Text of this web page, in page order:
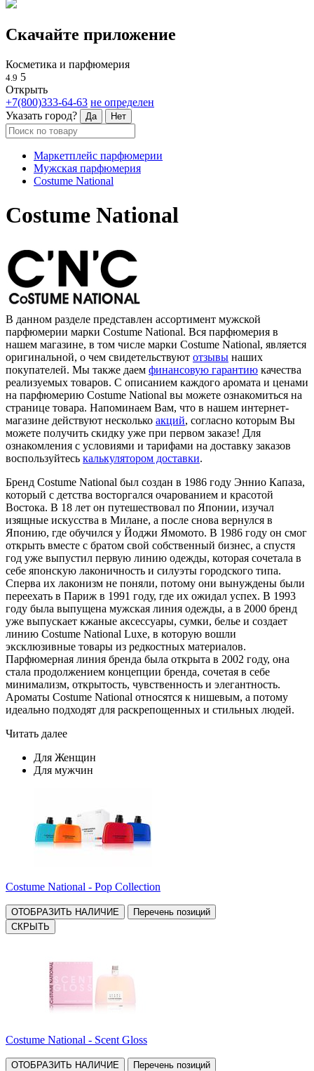
Скачайте приложение
Косметика и парфюмерия
4.9 5
Открыть
+7(800)333-64-63 не определен
Указать город?
Да Нет
Маркетплейс парфюмерии
Мужская парфюмерия
Costume National
Costume National
В данном разделе представлен ассортимент мужской
парфюмерии марки Costume National. Вся парфюмерия в
нашем магазине, в том числе марки Costume National, является
оригинальной, о чем свидетельствуют отзывы наших
покупателей. Мы также даем финансовую гарантию качества
реализуемых товаров. С описанием каждого аромата и ценами
на парфюмерию Costume National вы можете ознакомиться на
странице товара. Напоминаем Вам, что в нашем интернет-
магазине действуют несколько акций, согласно которым Вы
можете получить скидку уже при первом заказе! Для
ознакомления с условиями и тарифами на доставку заказов
воспользуйтесь калькулятором доставки.
Бренд Costume National был создан в 1986 году Эннио Капаза,
который с детства восторгался очарованием и красотой
Востока. В 18 лет он путешествовал по Японии, изучал
изящные искусства в Милане, а после снова вернулся в
Японию, где обучился у Йоджи Ямомото. В 1986 году он смог
открыть вместе с братом свой собственный бизнес, а спустя
год уже выпустил первую линию одежды, которая сочетала в
себе японскую лаконичность и силуэты городского типа.
Сперва их лаконизм не поняли, потому они вынуждены были
переехать в Париж в 1991 году, где их ожидал успех. В 1993
году была выпущена мужская линия одежды, а в 2000 бренд
уже выпускает кжаные аксессуары, сумки, белье и создает
линию Costume National Luxe, в которую вошли
эксклюзивные товары из редкостных материалов.
Парфюмерная линия бренда была открыта в 2002 году, она
стала продолжением концепции бренда, сочетая в себе
минимализм, открытость, чувственность и элегантность.
Ароматы Costume National относятся к нишевым, а потому
идеально подходят для раскрепощенных и стильных людей.
Читать далее
Для Женщин
Для мужчин
Costume National - Pop Collection
ОТОБРАЗИТЬ НАЛИЧИЕ
Перечень позиций
СКРЫТЬ
Costume National - Scent Gloss
ОТОБРАЗИТЬ НАЛИЧИЕ Перечень позиций